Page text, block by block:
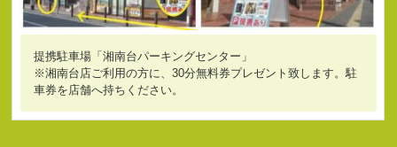
提携駐車場「湘南台パーキングセンター」
※湘南台店ご利用の方に、30分無料券プレゼント致します。駐
車券を店舗へ持ちください。